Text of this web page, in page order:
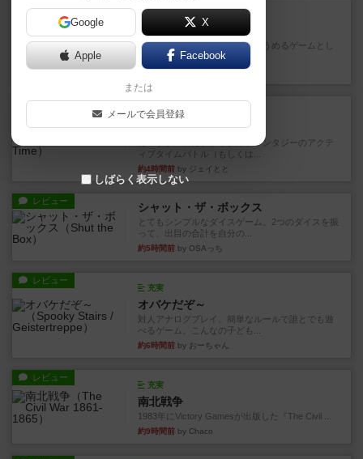
レビュー
ワン・トゥ・ファイブ
とにかくお手軽にすき間時間をうめるゲームとし
て重宝するゲームです。いわ...
24分前by nabekoh
レビュー
充実
エコーズ・オブ・タイム
カードゲームにファイナルファンタジーのアクテ
ィブタイムバトル（もしくは...
約4時間前 by ジェイとと
レビュー シャット・ザ・ボックス
とてもシンプルなダイスゲーム。2つのダイスを振
って、出目の合計を自分の...
約5時間前 by OSAっち
レビュー
充実
オバケだぞ～
対人アナログプレイ。簡単なルールで誰とでも遊
べるゲーム。こんなの子ども...
約6時間前 by おーちゃん
レビュー
充実
南北戦争
1983年にVictory Gamesが出版した『The Civil ...
約9時間前 by Chaco
Google X
Apple Facebook
または
メールで会員登録
しばらく表示しない